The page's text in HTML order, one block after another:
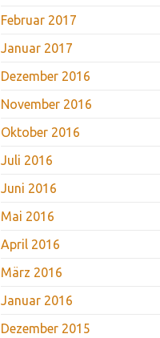
Februar 2017
Januar 2017
Dezember 2016
November 2016
Oktober 2016
Juli 2016
Juni 2016
Mai 2016
April 2016
März 2016
Januar 2016
Dezember 2015